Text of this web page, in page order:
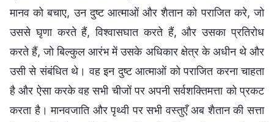
मानव को बचाए, उन दुष्ट आत्माओं और शैतान को पराजित करे, जो
उससे घृणा करते हैं, विश्वासघात करते हैं, और उसका प्रतिरोध
करते हैं, जो बिल्कुल आरंभ में उसके अधिकार क्षेत्र के अधीन थे और
उसी से संबंधित थे। वह इन दुष्ट आत्माओं को पराजित करना चाहता
है और ऐसा करके वह सभी चीजों पर अपनी सर्वशक्तिमत्ता को प्रकट
करता है। मानवजाति और पृथ्वी पर सभी वस्तुएँ अब शैतान की सत्ता